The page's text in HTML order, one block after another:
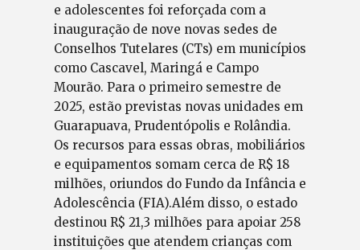
e adolescentes foi reforçada com a
inauguração de nove novas sedes de
Conselhos Tutelares (CTs) em municípios
como Cascavel, Maringá e Campo
Mourão. Para o primeiro semestre de
2025, estão previstas novas unidades em
Guarapuava, Prudentópolis e Rolândia.
Os recursos para essas obras, mobiliários
e equipamentos somam cerca de R$ 18
milhões, oriundos do Fundo da Infância e
Adolescência (FIA).Além disso, o estado
destinou R$ 21,3 milhões para apoiar 258
instituições que atendem crianças com